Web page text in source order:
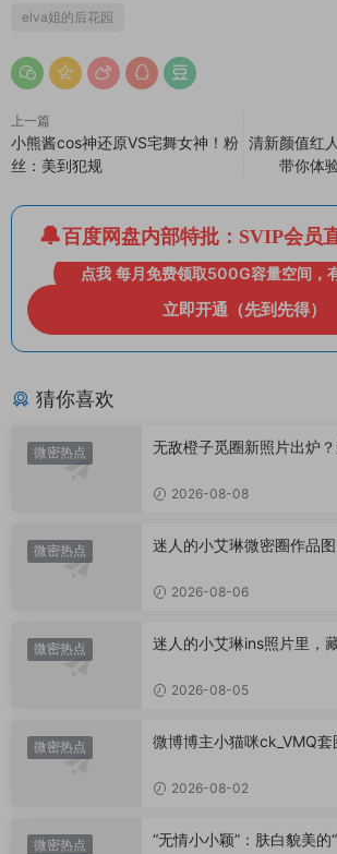
elva姐的后花园
上一篇
小熊酱cos神还原VS宅舞女神！粉
丝：美到犯规
清新颜值红
带你体
百度网盘内部特批：SVIP会员
点我 每月免费领取500G容量空间，
立即开通（先到先得）
猜你喜欢
微密热点
无敌橙子觅圈新照片出炉
2026-08-08
微密热点
迷人的小艾琳微密圈作品
2026-08-06
微密热点
迷人的小艾琳ins照片里，
2026-08-05
微密热点
微博博主小猫咪ck_VMQ套
2026-08-02
微密热点
“无情小小颖”：肤白貌美的